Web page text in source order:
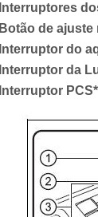
Interruptores
Botão de
Interruptor do
Interruptor da
Interruptor PCS*